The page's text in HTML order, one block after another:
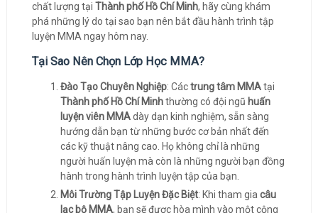
chất lượng tại Thành phố Hồ Chí Minh, hãy cùng khám
phá những lý do tại sao bạn nên bắt đầu hành trình tập
luyện MMA ngay hôm nay.
Tại Sao Nên Chọn Lớp Học MMA?
Đào Tạo Chuyên Nghiệp: Cáctrung tâm MMAtại
Thành phố Hồ Chí Minhthường có đội ngũ huấn
luyện viên MMAdày dạn kinh nghiệm, sẵn sàng
hướng dẫn bạn từ những bước cơ bản nhất đến
các kỹ thuật nâng cao. Họ không chỉ là những
người huấn luyện mà còn là những người bạn đồng
hành trong hành trình luyện tập của bạn.
Môi Trường Tập Luyện Đặc Biệt: Khi tham gia câu
lạc bộ MMA, bạn sẽ được hòa mình vào một cộng